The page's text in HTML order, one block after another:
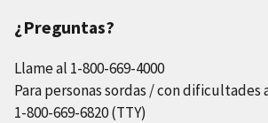
¿Preguntas?
Llame al 1-800-669-4000
Para personas sordas / con dificultades
1-800-669-6820 (TTY)